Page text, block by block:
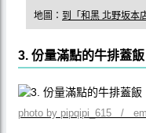
地圖： 到「和黑 北野坂本
3. 份量滿點的牛排蓋
photo by pipqipi_615 /